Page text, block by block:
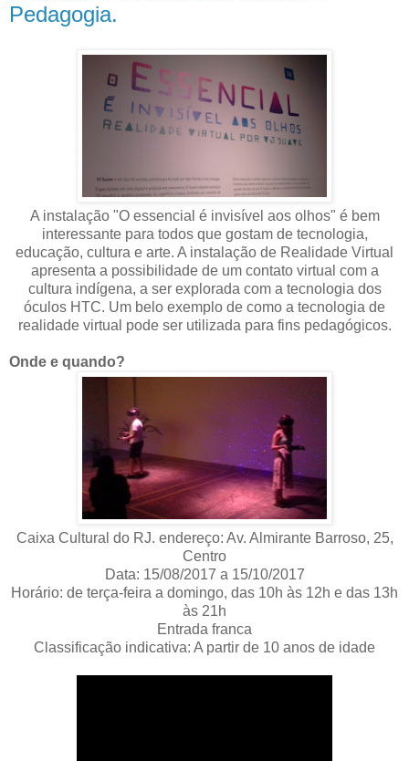
Pedagogia.
A instalação "O essencial é invisível aos olhos" é bem
interessante para todos que gostam de tecnologia,
educação, cultura e arte. A instalação de Realidade Virtual
apresenta a possibilidade de um contato virtual com a
cultura indígena, a ser explorada com a tecnologia dos
óculos HTC. Um belo exemplo de como a tecnologia de
realidade virtual pode ser utilizada para fins pedagógicos.
Onde e quando?
Caixa Cultural do RJ. endereço: Av. Almirante Barroso, 25,
Centro
Data: 15/08/2017 a 15/10/2017
Horário: de terça-feira a domingo, das 10h às 12h e das 13h
às 21h
Entrada franca
Classificação indicativa: A partir de 10 anos de idade